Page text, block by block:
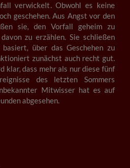
verwickelt. Obwohl es keine
geschehen. Aus Angst vor den
sie, den Vorfall geheim zu
zu erzählen. Sie schließen
über das Geschehen zu
zunächst auch recht gut.
klar, dass mehr als nur diese fünf
des letzten Sommers
Mitwisser hat es auf
abgesehen.